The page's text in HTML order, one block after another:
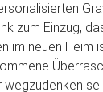
zum Einzug,
im neuen Heim